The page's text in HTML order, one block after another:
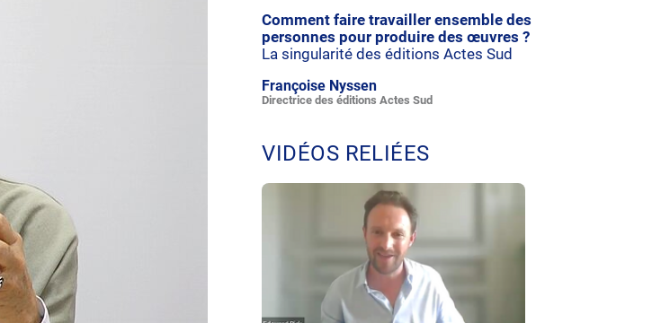
Comment faire travailler ensemble des
personnes pour produire des œuvres ?
La singularité des éditions Actes Sud
Françoise Nyssen
Directrice des éditions Actes Sud
VIDÉOS RELIÉES